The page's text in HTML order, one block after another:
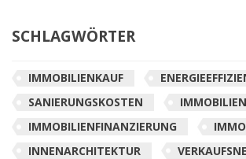
SCHLAGWÖRTER
IMMOBILIENKAUF
SANIERUNGSKOSTEN
IMMOBILIENFINANZIERUNG
INNENARCHITEKTUR